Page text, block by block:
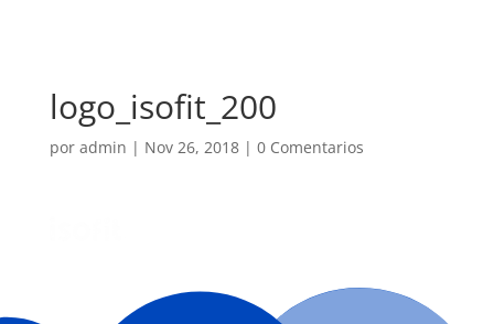
logo_isofit_200
por admin | Nov 26, 2018| 0 Comentarios